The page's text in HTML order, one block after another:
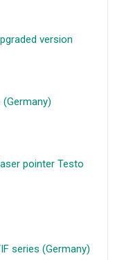
version
pointer Testo
series (Germany)